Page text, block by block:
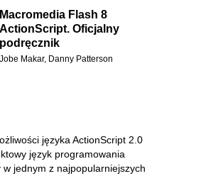
Macromedia Flash 8
ActionScript. Oficjalny
podręcznik
Jobe Makar, Danny Patterson
języka ActionScript 2.0
język programowania
jednym z najpopularniejszych